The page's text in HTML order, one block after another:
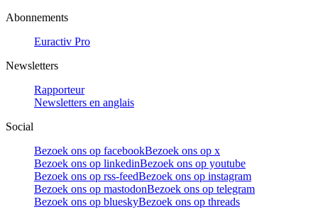
Abonnements
Euractiv Pro
Newsletters
Rapporteur
Newsletters en anglais
Social
Bezoek ons op facebookBezoek ons op x
Bezoek ons op linkedinBezoek ons op youtube
Bezoek ons op rss-feedBezoek ons op instagram
Bezoek ons op mastodonBezoek ons op telegram
Bezoek ons op blueskyBezoek ons op threads